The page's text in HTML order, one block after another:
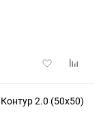
Добавить
2.0 (50x50)